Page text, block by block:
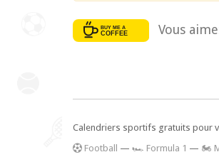
Vous
Calendriers sportifs gratuits pour
Football — 🏎️ Formula 1 — 🏍